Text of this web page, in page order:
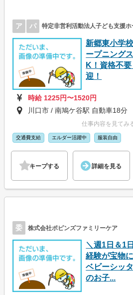
ア パ 特定非営利活動法人子ども支援ホ
新郷東小学
ープニング
K！資格不
迎！
時給 1225円〜1520円
川口市 / 南鳩ケ谷駅 自動車18分
仕事内容を見てみ
交通費支給 エルダー活躍中 服装自由
キープする 詳細を見る
委 株式会社ポピンズファミリーケア
＼週1日＆1
経験が宝物
ベビーシッ
のお子...